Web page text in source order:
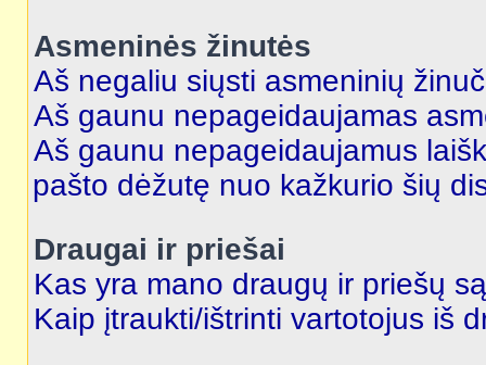
Asmeninės žinutės
Aš negaliu siųsti asmeninių
Aš gaunu nepageidaujamas
Aš gaunu nepageidaujamus
pašto dėžutę nuo kažkurio šių
Draugai ir priešai
Kas yra mano draugų ir priešų
Kaip įtraukti/ištrinti vartotojus iš